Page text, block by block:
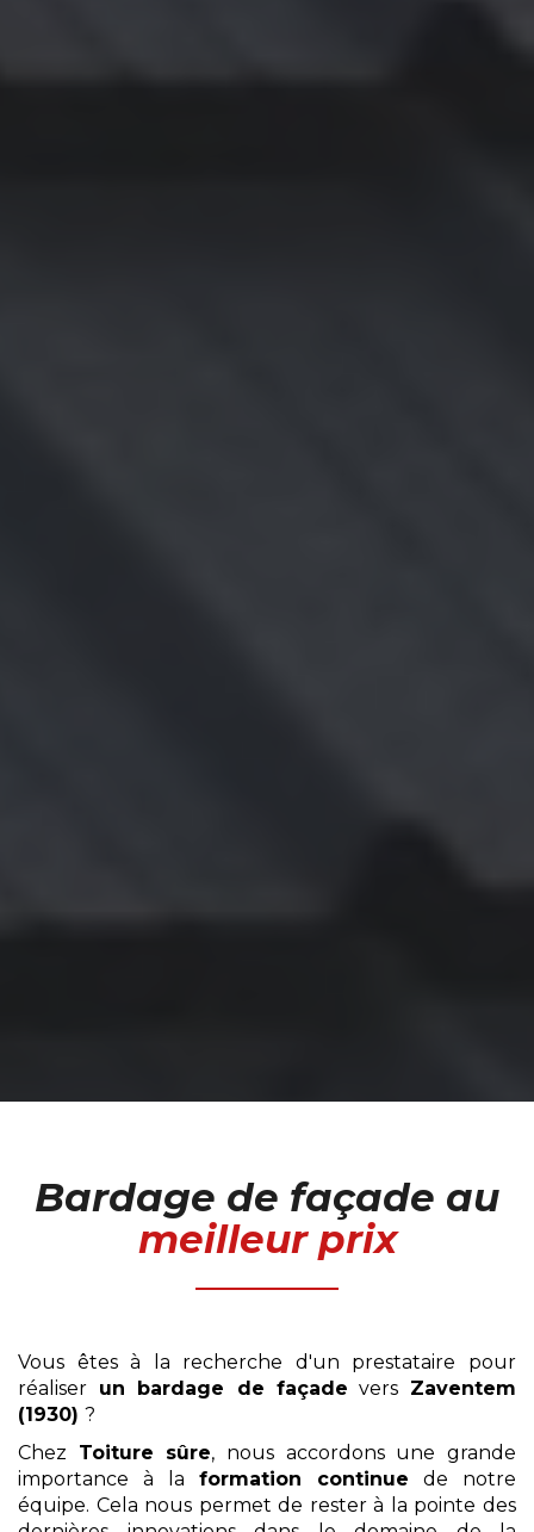
Bardage de façade au
meilleur prix
Vous êtes à la recherche d'un prestataire pour
réaliser un bardage de façade vers Zaventem
(1930) ?
Chez Toiture sûre, nous accordons une grande
importance à la formation continue de notre
équipe. Cela nous permet de rester à la pointe des